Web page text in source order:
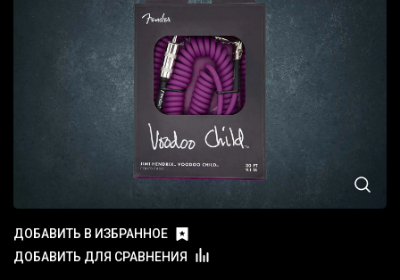
ДОБАВИТЬ В ИЗБРАННОЕ
ДОБАВИТЬ ДЛЯ СРАВНЕНИЯ